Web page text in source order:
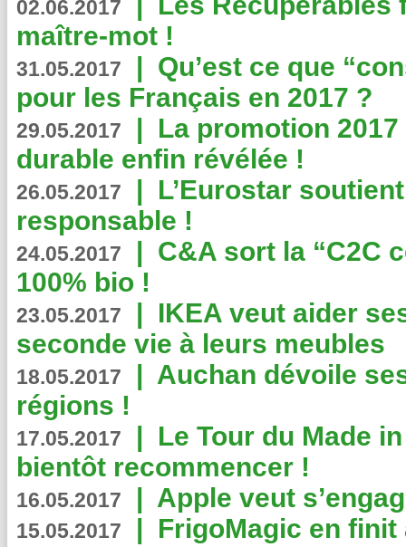
02.06.2017
maître-mot !
31.05.2017 | Qu’est ce que
pour les Français en 2017 ?
29.05.2017 | La promotion
durable enfin révélée !
26.05.2017 | L’Eurostar
responsable !
24.05.2017 | C&A sort la “C2C
100% bio !
23.05.2017 | IKEA veut aider
seconde vie à leurs meubles
18.05.2017 | Auchan dévoile
régions !
17.05.2017 | Le Tour du Made
bientôt recommencer !
16.05.2017 | Apple veut
15.05.2017 | FrigoMagic en